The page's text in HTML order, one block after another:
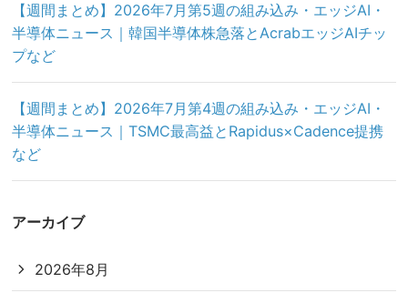
【週間まとめ】2026年7月第5週の組み込み・エッジAI・
半導体ニュース｜韓国半導体株急落とAcrabエッジAIチッ
プなど
【週間まとめ】2026年7月第4週の組み込み・エッジAI・
半導体ニュース｜TSMC最高益とRapidus×Cadence提携
など
アーカイブ
2026年8月